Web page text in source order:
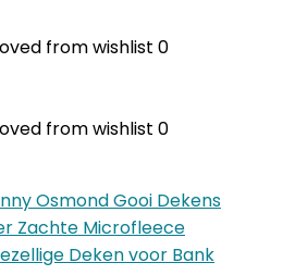
from wishlist 0
from wishlist 0